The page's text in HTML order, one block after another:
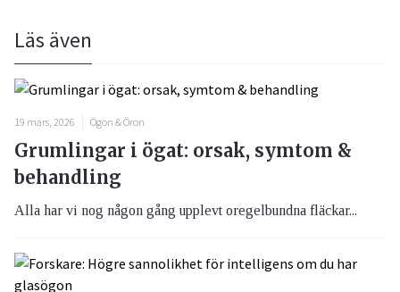
Läs även
19 mars, 2026 Ögon & Öron
Grumlingar i ögat: orsak, symtom &
behandling
Alla har vi nog någon gång upplevt oregelbundna fläckar...